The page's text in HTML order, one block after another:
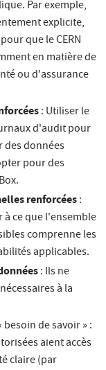
Par exemple,
explicite,
que le CERN
en matière de
ou d'assurance
: Utiliser le
d'audit pour
des données
pour des
renforcées:
ce que l'ensemble
comprenne les
applicables.
: Ils ne
à la
de savoir » :
aient accès
claire (par